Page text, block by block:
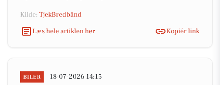
Kilde: TjekBredbånd
Læs hele artiklen her
Kopiér link
BILER 18-07-2026 14:15